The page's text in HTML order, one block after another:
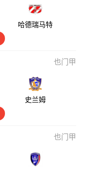
哈德瑞马特
也门甲
史兰姆
也门甲